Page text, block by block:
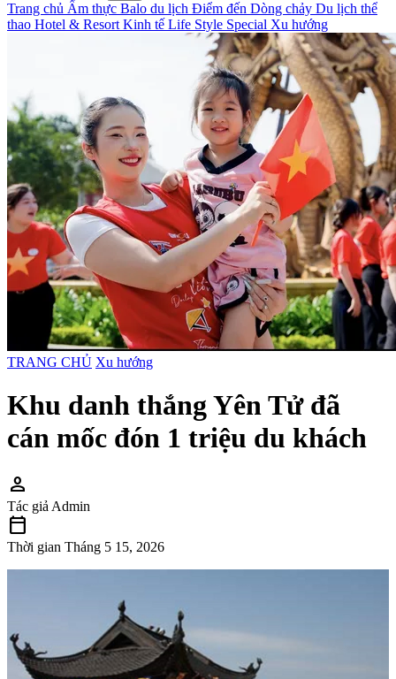
Trang chủ Ẩm thực Balo du lịch Điểm đến Dòng chảy Du lịch thể
thao Hotel & Resort Kinh tế Life Style Special Xu hướng
TRANG CHỦ Xu hướng
Khu danh thắng Yên Tử đã
cán mốc đón 1 triệu du khách
person
Tác giả Admin
calendar_today
Thời gian Tháng 5 15, 2026